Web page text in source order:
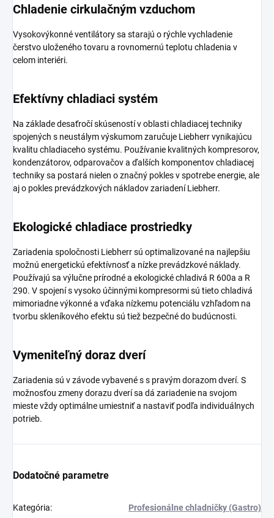
Chladenie cirkulačným vzduchom
Vysokovýkonné ventilátory sa starajú o rýchle vychladenie
čerstvo uloženého tovaru a rovnomernú teplotu chladenia v
celom interiéri.
Efektívny chladiaci systém
Na základe desaťročí skúseností v oblasti chladiacej techniky
spojených s neustálym výskumom zaručuje Liebherr vynikajúcu
kvalitu chladiaceho systému. Používanie kvalitných kompresorov,
kondenzátorov, odparovačov a ďalších komponentov chladiacej
techniky sa postará nielen o značný pokles v spotrebe energie, ale
aj o pokles prevádzkových nákladov zariadení Liebherr.
Ekologické chladiace prostriedky
Zariadenia spoločnosti Liebherr sú optimalizované na najlepšiu
možnú energetickú efektívnosť a nízke prevádzkové náklady.
Používajú sa výlučne prírodné a ekologické chladivá R 600a a R
290. V spojení s vysoko účinnými kompresormi sú tieto chladivá
mimoriadne výkonné a vďaka nízkemu potenciálu vzhľadom na
tvorbu skleníkového efektu sú tiež bezpečné do budúcnosti.
Vymeniteľný doraz dverí
Zariadenia sú v závode vybavené s s pravým dorazom dverí. S
možnosťou zmeny dorazu dverí sa dá zariadenie na svojom
mieste vždy optimálne umiestniť a nastaviť podľa individuálnych
potrieb.
Dodatočné parametre
Kategória: Profesionálne chladničky (Gastro)